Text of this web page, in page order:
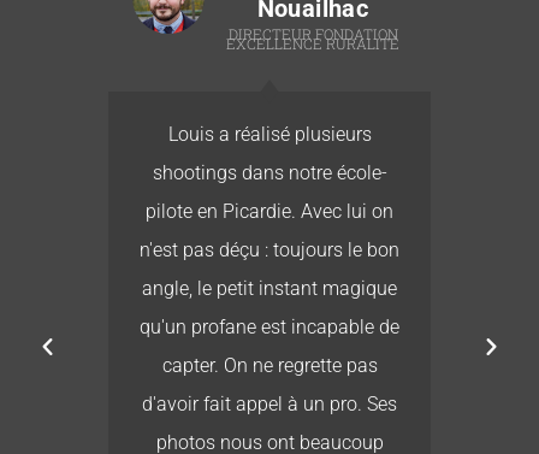
Louis a réalisé plusieurs
shootings dans notre école-
pilote en Picardie. Avec lui on
n'est pas déçu : toujours le bon
angle, le petit instant magique
qu'un profane est incapable de
capter. On ne regrette pas
d'avoir fait appel à un pro. Ses
photos nous ont beaucoup
Nouailhac
DIRECTEUR FONDATION
EXCELLENCE RURALITÉ